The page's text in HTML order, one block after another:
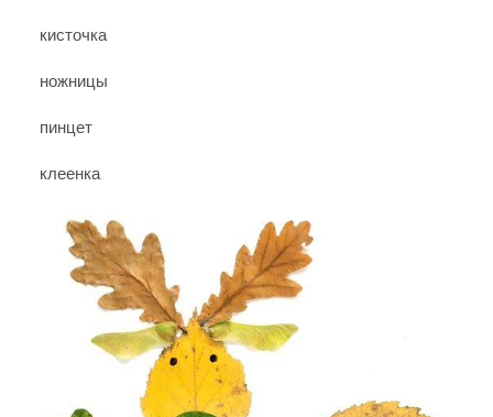
кисточка
ножницы
пинцет
клеенка